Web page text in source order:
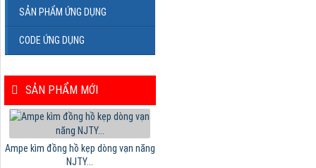
SẢN PHẨM ỨNG DỤNG
CODE ỨNG DỤNG
SẢN PHẨM MỚI
Ampe kìm đồng hồ kẹp dòng vạn năng
NJTY...